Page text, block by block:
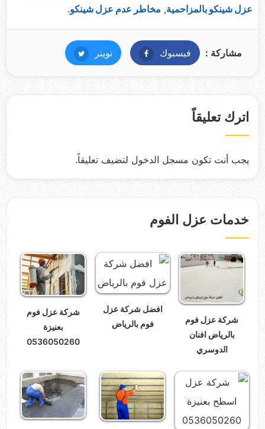
عزل شينكو بالمزاحمية, مخاطر عدم عزل شينكو.
مشاركة : فيسبوك فيسبوكتويتر تويتر
اترك تعليقاً
يجب أنت تكون مسجل الدخول لتضيف تعليقاً.
خدمات عزل الفوم
شركة عزل فوم
بالرياض افنان
الدوسري
افضل شركة عزل
فوم بالرياض
شركة عزل فوم
بعنيزة
0536050260